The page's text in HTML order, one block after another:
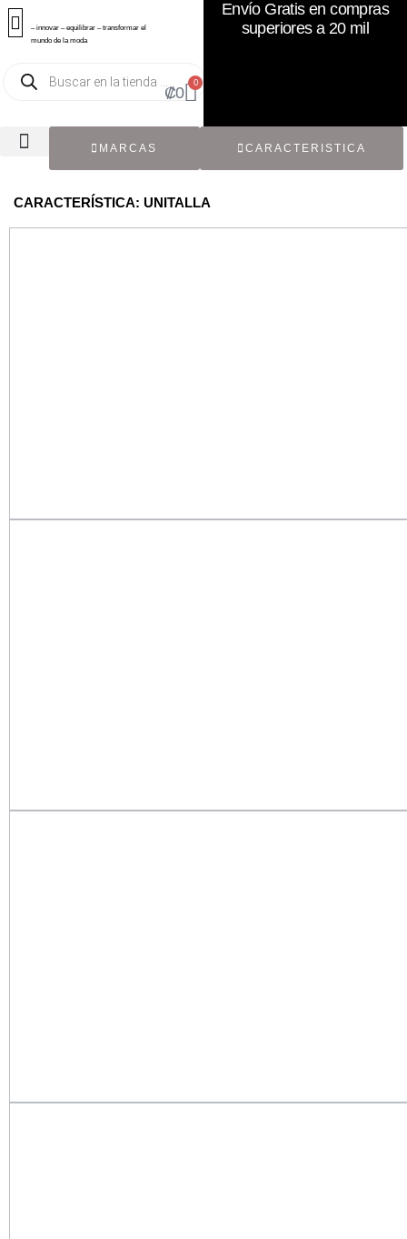
– innovar – equilibrar – transformar el
mundo de la moda
₡0
0
Envío Gratis en compras
superiores a 20 mil
MARCAS CARACTERISTICA
CARACTERÍSTICA: UNITALLA